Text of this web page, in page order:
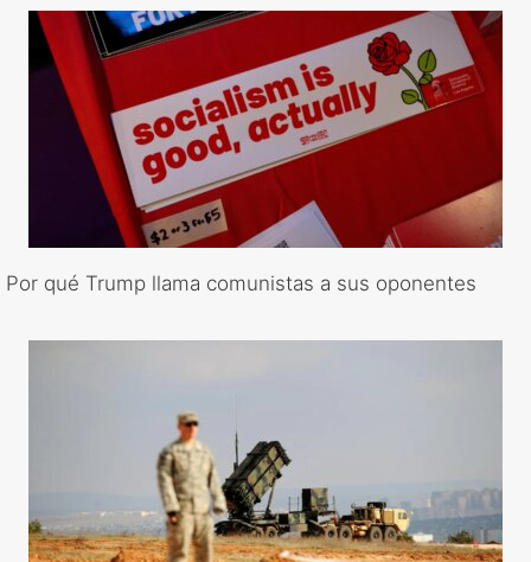
Por qué Trump llama comunistas a sus oponentes